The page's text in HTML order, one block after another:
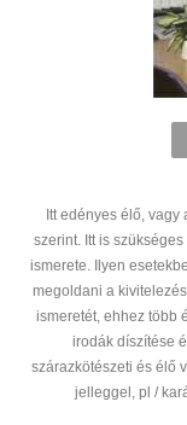
Itt edényes élő,
szerint. Itt is
ismerete. Ilyen
megoldani a
ismeretét, ehhez több
irodák díszítése
szárazkötészeti és élő
jelleggel, pl /